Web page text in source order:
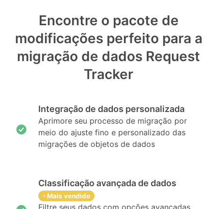
Encontre o pacote de
modificações perfeito para a
migração de dados Request
Tracker
Integração de dados personalizada
Aprimore seu processo de migração por
meio do ajuste fino e personalizado das
migrações de objetos de dados
Classificação avançada de dados
- Mais vendido